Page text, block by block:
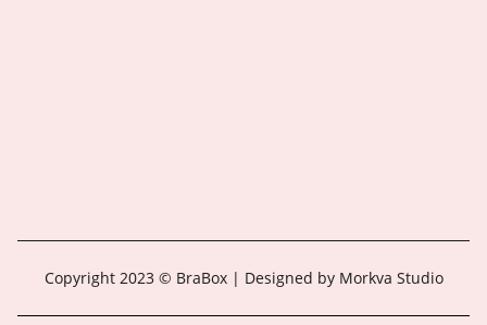
Copyright 2023 © BraBox | Designed by Morkva Studio